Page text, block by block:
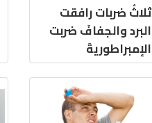
ثلاثُ ضربات رافقت
البرد والجفافَ ضربت
الإمبراطوريةَ
الرومانية